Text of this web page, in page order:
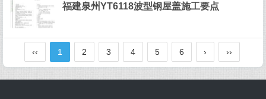
福建泉州YT6118波型钢屋盖施工要点
‹‹ 1 2 3 4 5 6 › ››